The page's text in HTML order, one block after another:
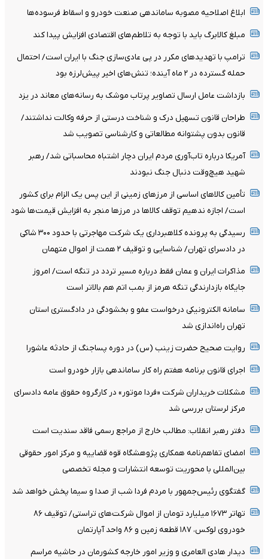
ابلاغ اصلاحیه مصوبه ساماندهی صنعت خودرو و اسقاط فرسوده‌ها
مبلغ کالابرگ باید با توجه به تلاطم‌های اقتصادی افزایش پیدا کند
ترامپ با تهدیدهای مکرر در پی عادی‌سازی جنگ با ایران است/ احتمال
حمله گسترده در ۲ ماه آینده؛ تنش‌های اخیر پیش‌لرزه بود
بازداشت عامل ارسال تصاویر پرتاب موشک به رسانه‌های معاند در یزد
طراحان قانون تسهیل درک و شناخت درستی از حرفه وکالت نداشتند/
قانون بدون پشتوانه مطالعاتی و کارشناسی تصویب شد
آمریکا درباره تاب‌آوری مردم ایران دچار اشتباه محاسباتی شد/ رهبر
شهید هیچ‌وقت دنبال جنگ نبودند
تأمین کالاهای اساسی از مرزهای زمینی از این پس یک الزام برای کشور
است/ اجازه ندهیم توقف کالاها در مرزها منجر به افزایش قیمت‌ها شود
رسیدگی به پرونده کلاهبرداری یک شرکت مهاجرتی با حدود ۳۰۰ شاکی
در دادسرای تهران/ شناسایی و توقیف ۲ همت از اموال متهمان
مذاکرات ایران و عمان فقط درباره مسیر تردد در تنگه است/ امروز
جایگاه بازدارندگی تنگه هرمز از بمب اتم هم بالاتر است
سامانه الکترونیکی درخواست عفو و بخشودگی در دادگستری استان
تهران راه‌اندازی شد
روایت صحیح حضرت زینب (س) در دوره پساجنگ از حادثه عاشورا
اجرای قانون برنامه هفتم راه کار ساماندهی بازار خودرو است
مشکلات خریداران شرکت «فردا موتور» در کارگروه حقوق عامه دادسرای
مرکز لرستان بررسی شد
دفتر رهبر انقلاب: مطالب خارج از مراجع رسمی فاقد سندیت است
امضای تفاهم‌نامه همکاری پژوهشگاه قوه قضاییه و مرکز امور حقوقی
بین‌المللی با محوریت توسعه انتشارات و مجله تخصصی
گفتگوی رئیس‌جمهور با مردم فردا شب از صدا و سیما پخش خواهد شد
تهاتر ۱۶۷۳ میلیارد تومان از اموال شرکت‌های تراستی/ توقیف ۸۶
خودروی لوکس، ۱۸۷ قطعه زمین و ۸۶ واحد آپارتمان
دیدار هادی العامری و وزیر امور خارجه کشورمان در حاشیه مراسم